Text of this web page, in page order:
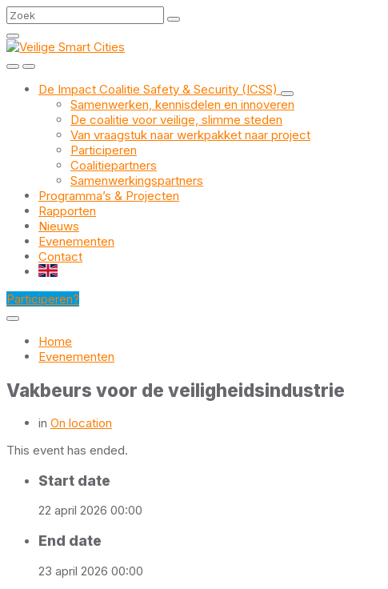
Skip
to
content
Skip
to
main
navigation
Skip
to
footer
Search
De Impact Coalitie Safety & Security (ICSS)
Samenwerken, kennisdelen en innoveren
De coalitie voor veilige, slimme steden
Van vraagstuk naar werkpakket naar project
Participeren
Coalitiepartners
Samenwerkingspartners
Programma’s & Projecten
Rapporten
Nieuws
Evenementen
Contact
EN
Participeren?
Home
Evenementen
Vakbeurs voor de veiligheidsindustrie
in On location
This event has ended.
Start date
22 april 2026 00:00
End date
23 april 2026 00:00